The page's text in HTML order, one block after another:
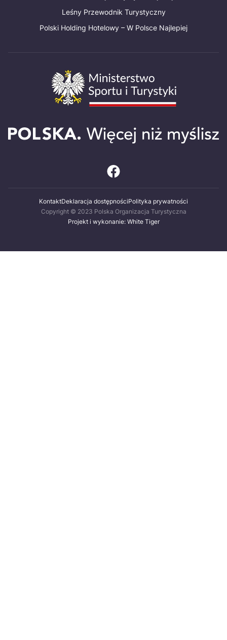
Leśny Przewodnik Turystyczny
Polski Holding Hotelowy – W Polsce Najlepiej
KontaktDeklaracja dostępnościPolityka prywatności
Copyright © 2023 Polska Organizacja Turystyczna
Projekt i wykonanie: White Tiger